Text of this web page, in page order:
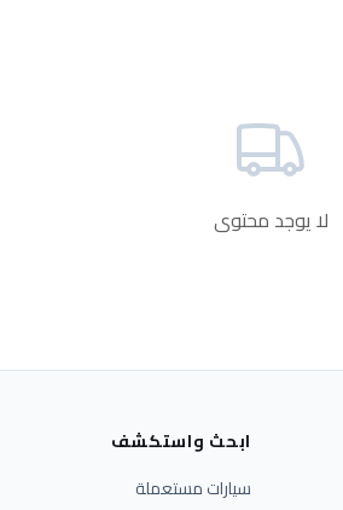
لا يوجد محتوى
ابحث واستكشف
سيارات مستعملة